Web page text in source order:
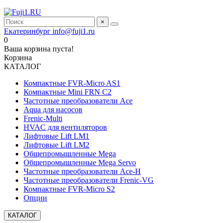
×
Екатеринбург info@fuji1.ru
0
Ваша корзина пуста!
Корзина
КАТАЛОГ
Компактные FVR-Micro AS1
Компактные Mini FRN C2
Частотные преобразователи Ace
Aqua для насосов
Frenic-Multi
HVAC для вентиляторов
Лифтовые Lift LM1
Лифтовые Lift LM2
Общепромышленные Mega
Общепромышленные Mega Servo
Частотные преобразователи Ace-H
Частотные преобразователи Frenic-VG
Компактные FVR-Micro S2
Опции
КАТАЛОГ